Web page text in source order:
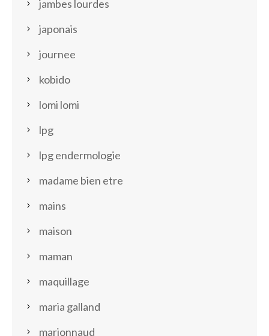
jambes lourdes
japonais
journee
kobido
lomi lomi
lpg
lpg endermologie
madame bien etre
mains
maison
maman
maquillage
maria galland
marionnaud